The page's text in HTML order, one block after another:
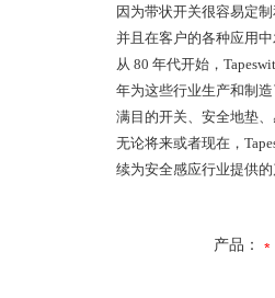
因为带状开关很容易定
并且在客户的各种应用
从 80 年代开始，
年为这些行业生产和制
满目的开关、安全地垫
无论将来或者现在，
续为安全感应行业提供
产品：